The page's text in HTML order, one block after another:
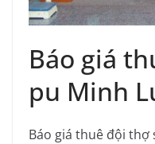
Báo giá
pu Minh
Báo giá thuê đội thợ